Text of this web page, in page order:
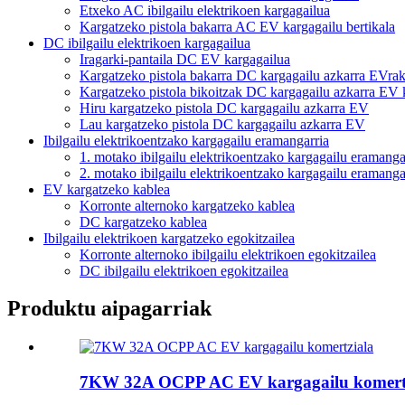
Etxeko AC ibilgailu elektrikoen kargagailua
Kargatzeko pistola bakarra AC EV kargagailu bertikala
DC ibilgailu elektrikoen kargagailua
Iragarki-pantaila DC EV kargagailua
Kargatzeko pistola bakarra DC kargagailu azkarra
Kargatzeko pistola bikoitzak DC kargagailu azkarra EV
Hiru kargatzeko pistola DC kargagailu azkarra EV
Lau kargatzeko pistola DC kargagailu azkarra EV
Ibilgailu elektrikoentzako kargagailu eramangarria
1. motako ibilgailu elektrikoentzako kargagailu
2. motako ibilgailu elektrikoentzako kargagailu
EV kargatzeko kablea
Korronte alternoko kargatzeko kablea
DC kargatzeko kablea
Ibilgailu elektrikoen kargatzeko egokitzailea
Korronte alternoko ibilgailu elektrikoen egokitzailea
DC ibilgailu elektrikoen egokitzailea
Produktu aipagarriak
7KW 32A OCPP AC EV kargagailu